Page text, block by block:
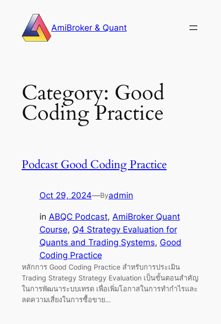
content
AmiBroker & Quant
Category: Good
Coding Practice
Podcast Good Coding Practice
Oct 29, 2024—Byadmin
in ABQC Podcast, AmiBroker Quant
Course, Q4 Strategy Evaluation for
Quants and Trading Systems, Good
Coding Practice
หลักการ Good Coding Practice สำหรับการประเมิน
Trading Strategy Strategy Evaluation เป็นขั้นตอนสำคัญ
ในการพัฒนาระบบเทรด เพื่อเพิ่มโอกาสในการทำกำไรและ
ลดความเสี่ยงในการซื้อขาย…